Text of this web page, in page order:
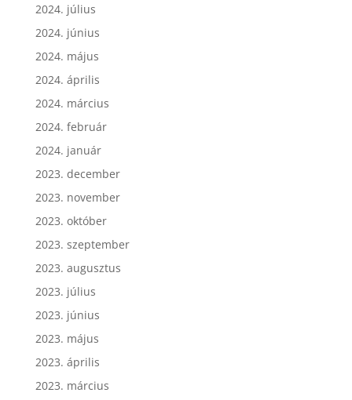
2024. július
2024. június
2024. május
2024. április
2024. március
2024. február
2024. január
2023. december
2023. november
2023. október
2023. szeptember
2023. augusztus
2023. július
2023. június
2023. május
2023. április
2023. március